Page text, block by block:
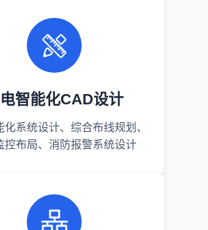
智能化CAD设计
化系统设计、综合布线规划、
控布局、消防报警系统设计